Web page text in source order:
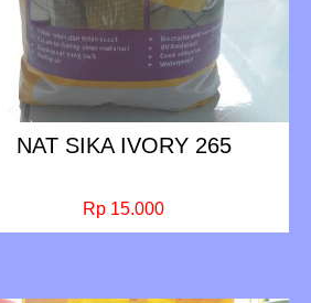
NAT SIKA IVORY 265
Rp 15.000